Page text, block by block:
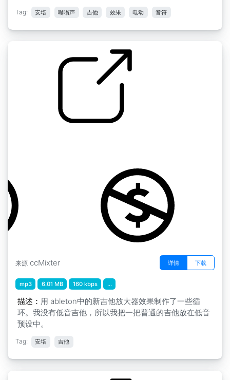
Tag: 安培 嗡嗡声 吉他 效果 电动 音符
来源 ccMixter 详情 下载
mp3 6.01 MB 160 kbps ...
描述： 用 ableton中的新吉他放大器效果制作了一些循
环。我没有低音吉他，所以我把一把普通的吉他放在低音
预设中。
Tag: 安培 吉他